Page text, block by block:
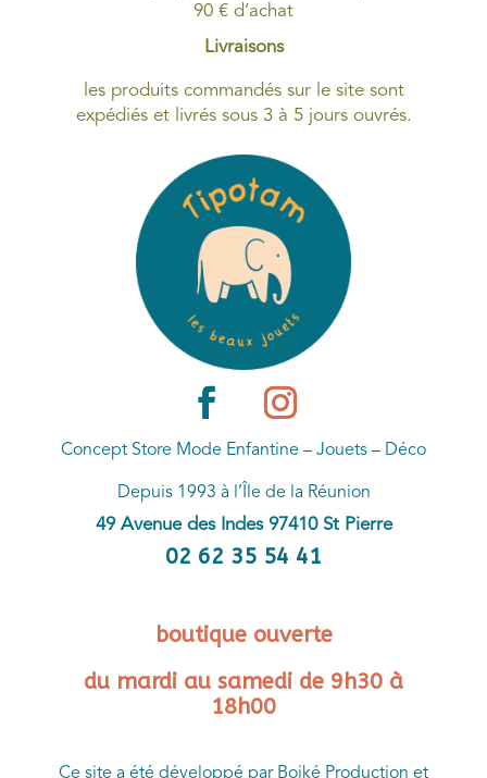
90 € d’achat
Livraisons
les produits commandés sur le site sont
expédiés et livrés sous 3 à 5 jours ouvrés.
Concept Store Mode Enfantine – Jouets – Déco
Depuis 1993 à l’Île de la Réunion
49 Avenue des Indes 97410 St Pierre
02 62 35 54 41
boutique ouverte
du mardi au samedi de 9h30 à
18h00
Ce site a été développé par Boiké Production et